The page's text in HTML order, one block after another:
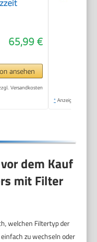
65,99 €
ansehen
Versandkosten
* Anzeige
dem Kauf
mit Filter
welchen Filtertyp der
zu wechseln oder